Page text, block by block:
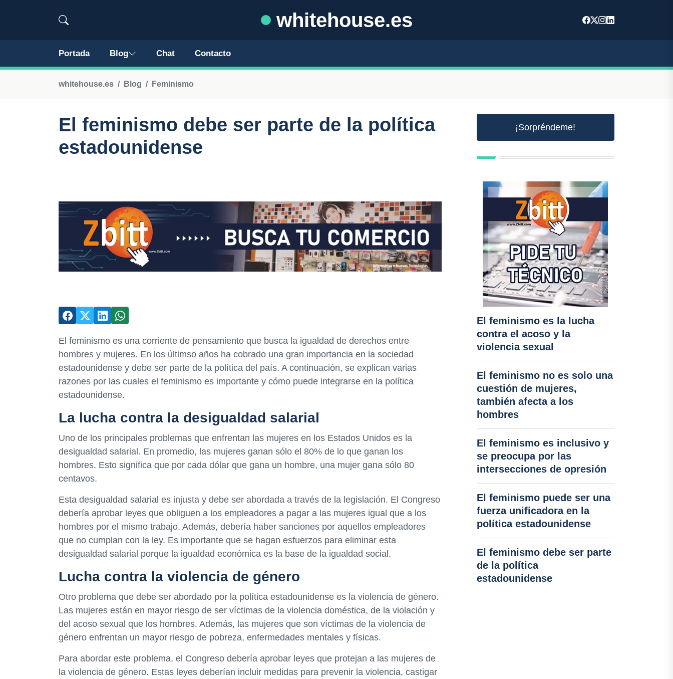
whitehouse.es
Portada Blog Chat Contacto
whitehouse.es Blog Feminismo
El feminismo debe ser parte de la política
estadounidense
El feminismo es una corriente de pensamiento que busca la igualdad de derechos entre
hombres y mujeres. En los últimso años ha cobrado una gran importancia en la sociedad
estadounidense y debe ser parte de la política del país. A continuación, se explican varias
razones por las cuales el feminismo es importante y cómo puede integrarse en la política
estadounidense.
La lucha contra la desigualdad salarial
Uno de los principales problemas que enfrentan las mujeres en los Estados Unidos es la
desigualdad salarial. En promedio, las mujeres ganan sólo el 80% de lo que ganan los
hombres. Esto significa que por cada dólar que gana un hombre, una mujer gana sólo 80
centavos.
Esta desigualdad salarial es injusta y debe ser abordada a través de la legislación. El Congreso
debería aprobar leyes que obliguen a los empleadores a pagar a las mujeres igual que a los
hombres por el mismo trabajo. Además, debería haber sanciones por aquellos empleadores
que no cumplan con la ley. Es importante que se hagan esfuerzos para eliminar esta
desigualdad salarial porque la igualdad económica es la base de la igualdad social.
Lucha contra la violencia de género
Otro problema que debe ser abordado por la política estadounidense es la violencia de género.
Las mujeres están en mayor riesgo de ser víctimas de la violencia doméstica, de la violación y
del acoso sexual que los hombres. Además, las mujeres que son víctimas de la violencia de
género enfrentan un mayor riesgo de pobreza, enfermedades mentales y físicas.
Para abordar este problema, el Congreso debería aprobar leyes que protejan a las mujeres de
la violencia de género. Estas leyes deberían incluir medidas para prevenir la violencia, castigar
¡Sorpréndeme!
El feminismo es la lucha
contra el acoso y la
violencia sexual
El feminismo no es solo una
cuestión de mujeres,
también afecta a los
hombres
El feminismo es inclusivo y
se preocupa por las
intersecciones de opresión
El feminismo puede ser una
fuerza unificadora en la
política estadounidense
El feminismo debe ser parte
de la política
estadounidense